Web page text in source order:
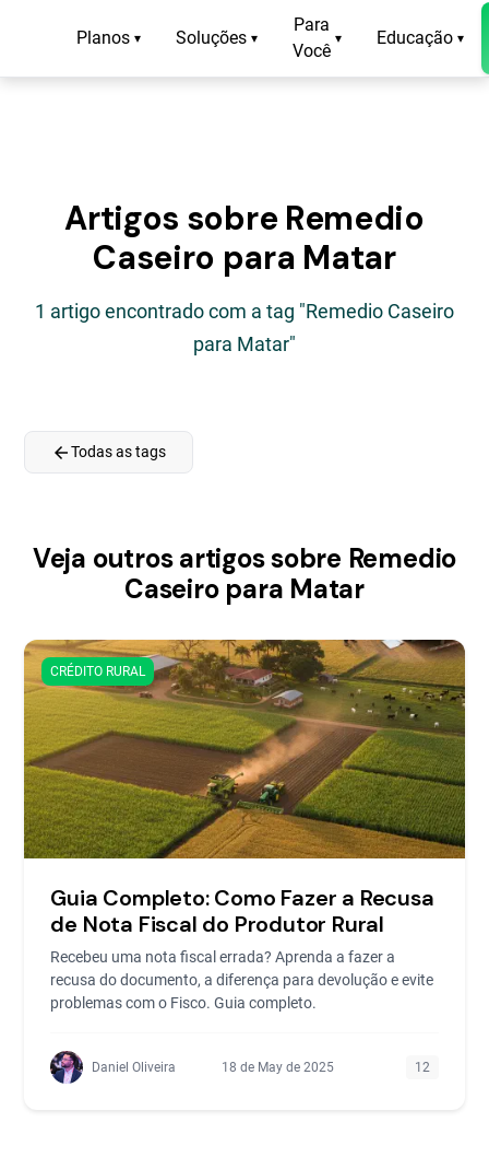
Planos ▾ Soluções ▾
Para
Você
▾ Educação ▾
Artigos sobre Remedio
Caseiro para Matar
1 artigo encontrado com a tag "Remedio Caseiro
para Matar"
arrow_backTodas as tags
Veja outros artigos sobre Remedio
Caseiro para Matar
CRÉDITO RURAL
Guia Completo: Como Fazer a Recusa
de Nota Fiscal do Produtor Rural
Recebeu uma nota fiscal errada? Aprenda a fazer a
recusa do documento, a diferença para devolução e evite
problemas com o Fisco. Guia completo.
Daniel Oliveira 18 de May de 2025 12